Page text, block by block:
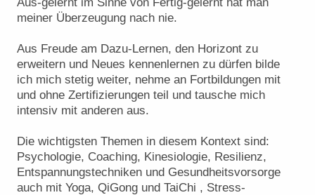
meiner Überzeugung nach nie.
Aus Freude am Dazu-Lernen, den Horizont zu
erweitern und Neues kennenlernen zu dürfen bilde
ich mich stetig weiter, nehme an Fortbildungen mit
und ohne Zertifizierungen teil und tausche mich
intensiv mit anderen aus.
Die wichtigsten Themen in diesem Kontext sind:
Psychologie, Coaching, Kinesiologie, Resilienz,
Entspannungstechniken und Gesundheitsvorsorge
auch mit Yoga, QiGong und TaiChi , Stress-